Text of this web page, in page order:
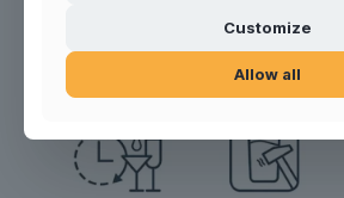
Customize
Allow all